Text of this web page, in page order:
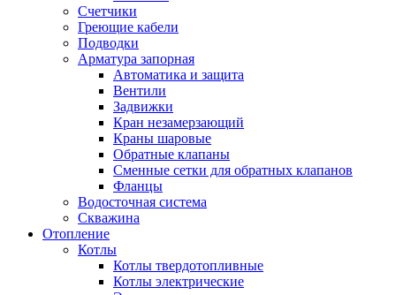
Счетчики
Греющие кабели
Подводки
Арматура запорная
Автоматика и защита
Вентили
Задвижки
Кран незамерзающий
Краны шаровые
Обратные клапаны
Сменные сетки для обратных клапанов
Фланцы
Водосточная система
Скважина
Отопление
Котлы
Котлы твердотопливные
Котлы электрические